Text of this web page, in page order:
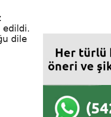
edildi.
dile